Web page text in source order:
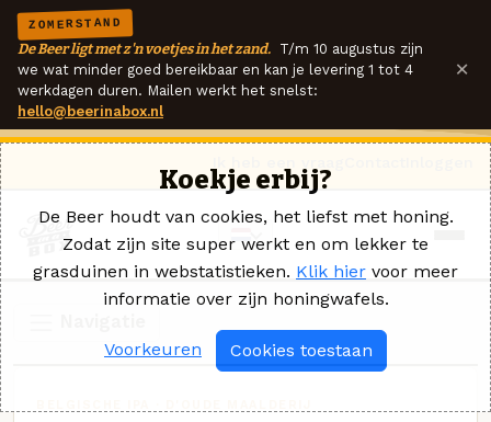
ZOMERSTAND
De Beer ligt met z'n voetjes in het zand. T/m 10 augustus zijn
we wat minder goed bereikbaar en kan je levering 1 tot 4
werkdagen duren. Mailen werkt het snelst:
hello@beerinabox.nl
×
Koekje erbij?
De Beer houdt van cookies, het liefst met honing.
Zodat zijn site super werkt en om lekker te
grasduinen in webstatistieken. Klik hier voor meer
informatie over zijn honingwafels.
Voorkeuren Cookies toestaan